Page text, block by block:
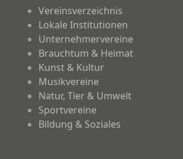
Vereinsverzeichnis
Lokale Institutionen
Unternehmervereine
Brauchtum & Heimat
Kunst & Kultur
Musikvereine
Natur, Tier & Umwelt
Sportvereine
Bildung & Soziales